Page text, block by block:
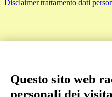
Disclaimer trattamento dati
Questo sito web
personali dei